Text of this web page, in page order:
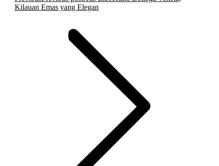
Kilauan Emas yang Elegan